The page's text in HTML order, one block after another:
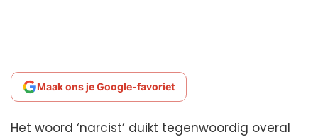
Maak ons je Google-favoriet
Het woord ‘narcist’ duikt tegenwoordig overal